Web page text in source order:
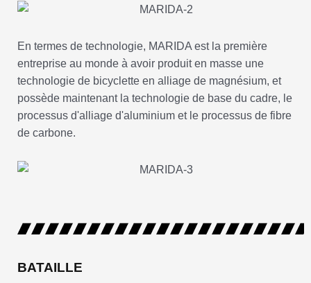
En termes de technologie, MARIDA est la première
entreprise au monde à avoir produit en masse une
technologie de bicyclette en alliage de magnésium, et
possède maintenant la technologie de base du cadre, le
processus d'alliage d'aluminium et le processus de fibre
de carbone.
BATAILLE